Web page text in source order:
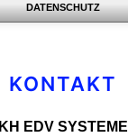
DATENSCHUTZ
KONTAKT
KH EDV SYSTEME